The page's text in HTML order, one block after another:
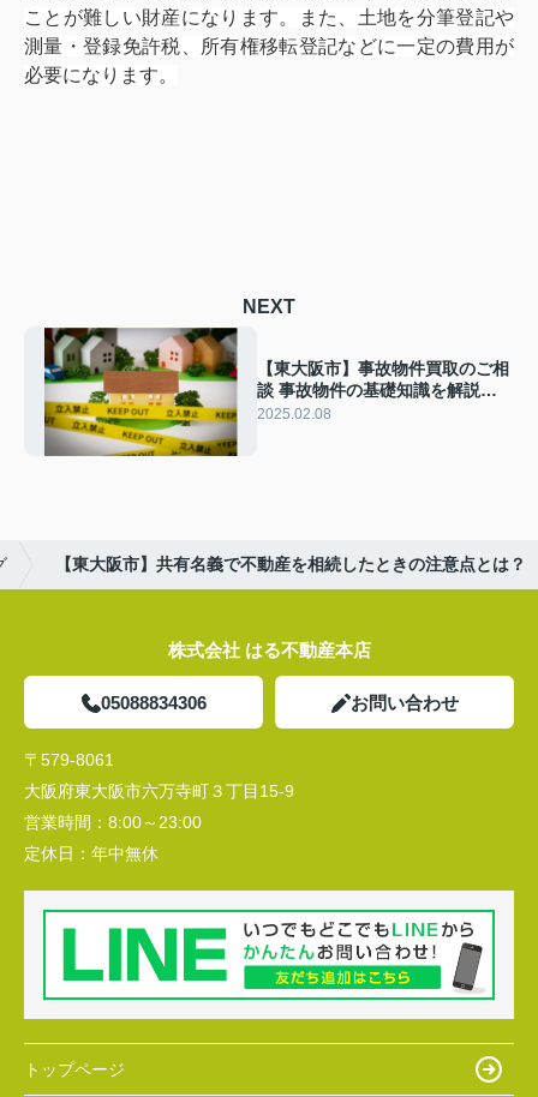
ことが難しい財産になります。また、土地を分筆登記や
測量・登録免許税、所有権移転登記などに一定の費用が
必要になります。
NEXT
【東大阪市】事故物件買取のご相
談 事故物件の基礎知識を解説し
ます！
2025.02.08
【東大阪市】共有名義で不動産を相続したときの注意点とは？
株式会社 はる不動産本店
05088834306 お問い合わせ
〒579-8061
大阪府東大阪市六万寺町３丁目15-9
営業時間： 8:00～23:00
定休日： 年中無休
トップページ